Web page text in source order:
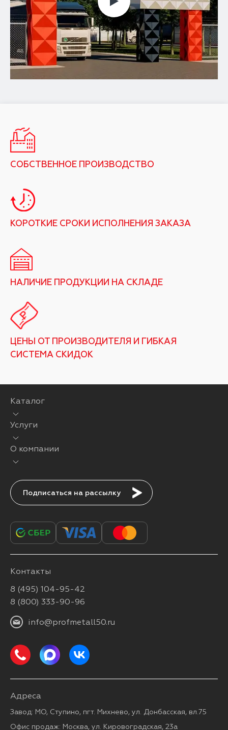
СОБСТВЕННОЕ ПРОИЗВОДСТВО
КОРОТКИЕ СРОКИ ИСПОЛНЕНИЯ ЗАКАЗА
НАЛИЧИЕ ПРОДУКЦИИ НА СКЛАДЕ
ЦЕНЫ ОТ ПРОИЗВОДИТЕЛЯ И ГИБКАЯ
СИСТЕМА СКИДОК
Каталог
Услуги
О компании
Подписаться
Контакты
8 (495) 104-95-42
8 (800) 333-90-96
info@profmetall50.ru
Адреса
Завод: МО, Ступино, пгт. Михнево, ул. Донбасская, вл.75
Офис продаж: Москва, ул. Кировоградская, 23а